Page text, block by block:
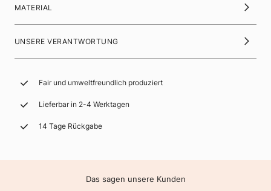
MATERIAL
UNSERE VERANTWORTUNG
Fair und umweltfreundlich produziert
Lieferbar in 2-4 Werktagen
14 Tage Rückgabe
Das sagen unsere Kunden